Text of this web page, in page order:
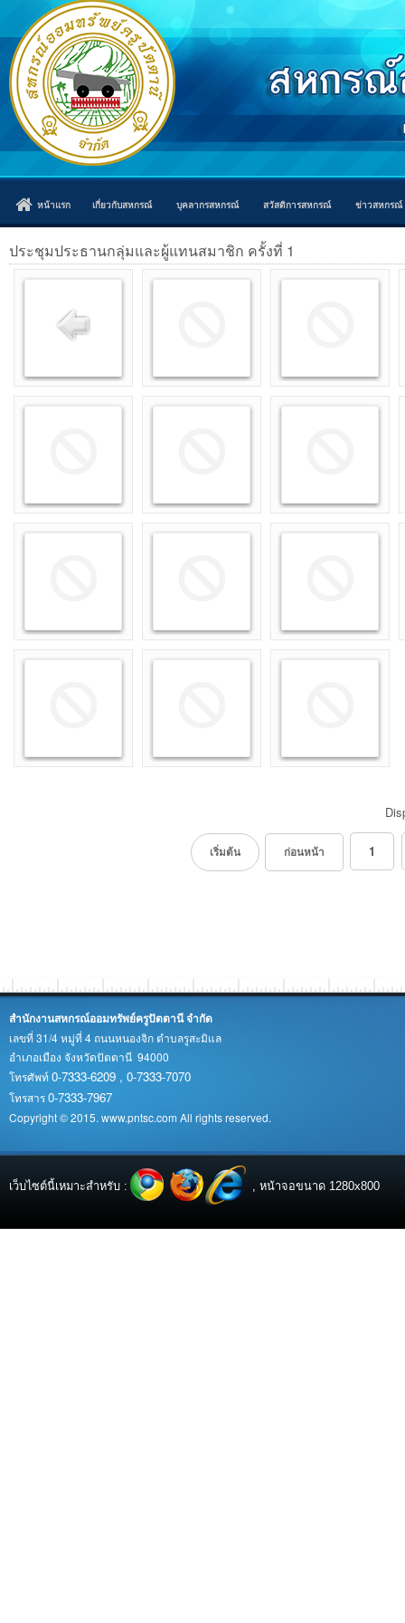
หน้าแรก เกี่ยวกับสหกรณ์ บุคลากรสหกรณ์ สวัสดิการสหกรณ์ ข่าวสหกรณ์
ประชุมประธานกลุ่มและผู้แทนสมาชิก ครั้งที่ 1
เริ่มต้น ก่อนหน้า 1
สำนักงานสหกรณ์ออมทรัพย์ครูปัตตานี จำกัด
เลขที่ 31/4 หมู่ที่ 4 ถนนหนองจิก ตำบลรูสะมิแล
อำเภอเมือง จังหวัดปัตตานี 94000
โทรศัพท์0-7333-6209 , 0-7333-7070
โทรสาร0-7333-7967
Copyright © 2015. www.pntsc.com All rights reserved.
เว็บไซต์นี้เหมาะสำหรับ : , หน้าจอขนาด 1280x800